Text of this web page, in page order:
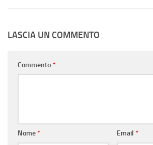
LASCIA UN COMMENTO
Commento*
Nome* Email *